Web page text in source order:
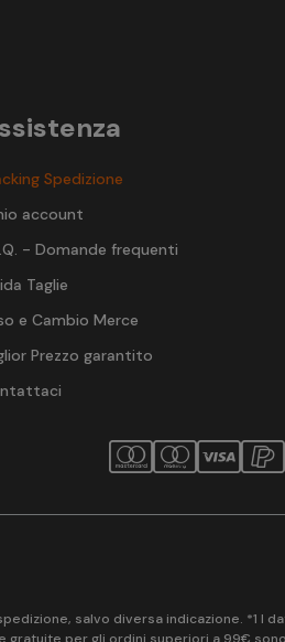
Spedizione
account
- Domande frequenti
Taglie
e Cambio Merce
Prezzo garantito
salvo diversa indicazione. *1